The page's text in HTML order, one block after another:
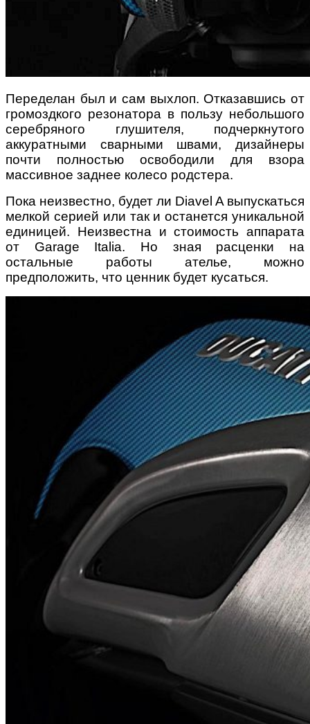
Переделан был и сам выхлоп. Отказавшись от
громоздкого резонатора в пользу небольшого
серебряного глушителя, подчеркнутого
аккуратными сварными швами, дизайнеры
почти полностью освободили для взора
массивное заднее колесо родстера.
Пока неизвестно, будет ли Diavel A выпускаться
мелкой серией или так и останется уникальной
единицей. Неизвестна и стоимость аппарата
от Garage Italia. Но зная расценки на
остальные работы ателье, можно
предположить, что ценник будет кусаться.